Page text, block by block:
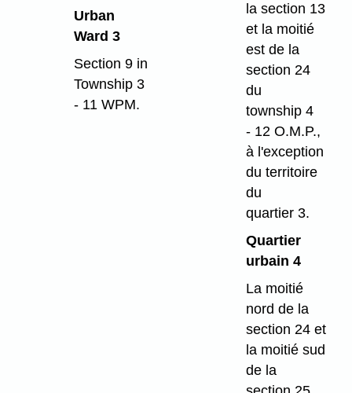
Urban
Ward 3
Section 9 in
Township 3
- 11 WPM.
la section 13
et la moitié
est de la
section 24
du
township 4
- 12 O.M.P.,
à l'exception
du territoire
du
quartier 3.
Quartier
urbain 4
La moitié
nord de la
section 24 et
la moitié sud
de la